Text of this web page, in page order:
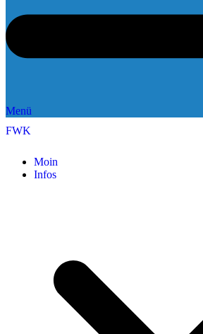
Menü
FWK
Moin
Infos